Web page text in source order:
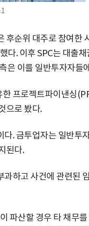
후순위 대주로 참여한
다. 이후 SPC는 대출
은 이를 일반투자자들
프로젝트파이낸싱
으로 봤다.
. 금투업자는 일반투
된다.
하고 사건에 관련된
파산할 경우 타 채무